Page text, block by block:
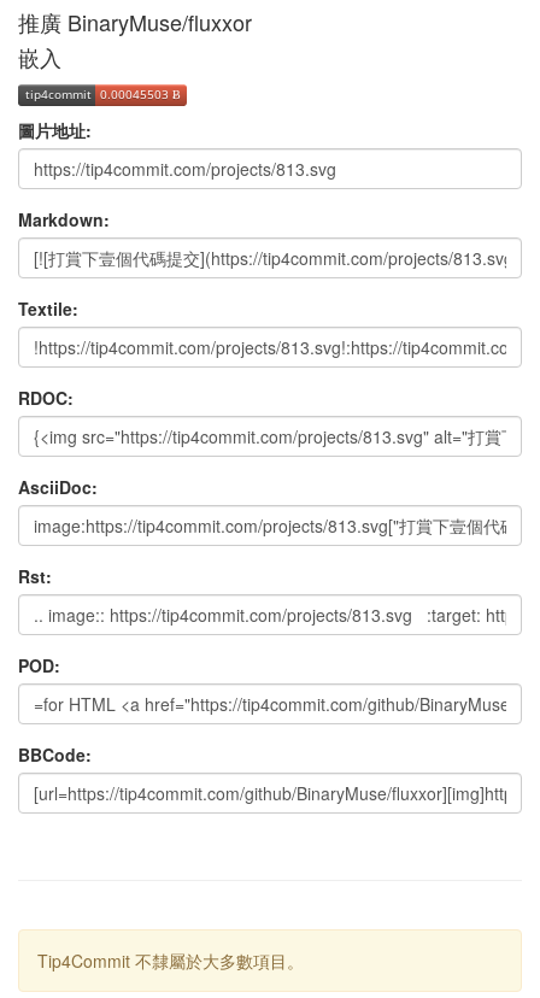
推廣 BinaryMuse/fluxxor
嵌入
圖片地址:
Markdown:
Textile:
RDOC:
AsciiDoc:
Rst:
POD:
BBCode:
Tip4Commit 不隸屬於大多數項目。